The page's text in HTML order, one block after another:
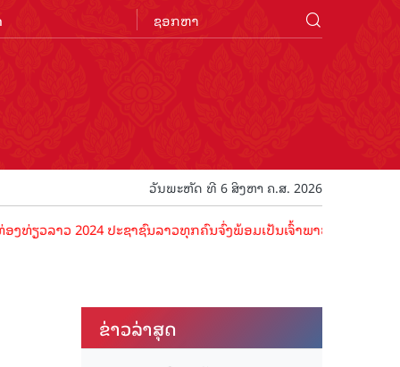
ວັນພະຫັດ ທີ 6 ສິງຫາ ຄ.ສ. 2026
ວ 2024 ປະຊາຊົນລາວທຸກຄົນຈົ່ງພ້ອມເປັນເຈົ້າພາບທີ່ດີ ຕ້ອນຮັບນັກທ່ອງ
ຂ່າວ​ລ່າ​ສຸດ